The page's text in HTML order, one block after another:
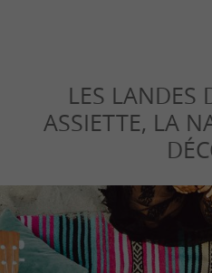
LES LANDES
ASSIETTE, LA